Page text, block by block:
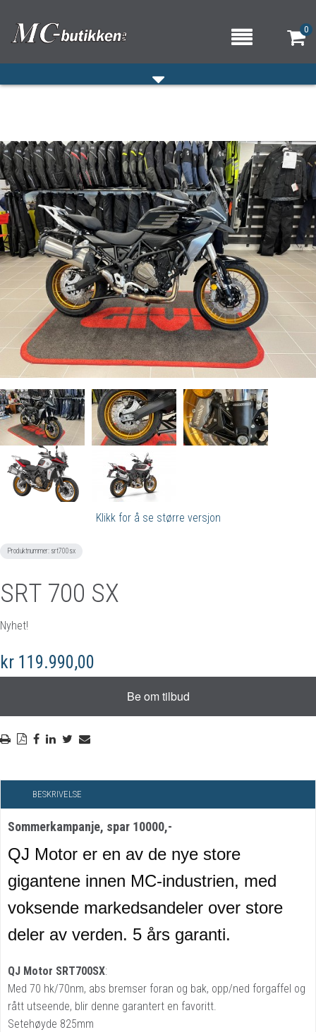
0
HJEM
VERKSTED
OM OSS/ÅPNINGSTIDER
KONTAKT OSS
Klikk for å se større versjon
Produktnummer: srt700sx
SRT 700 SX
Nyhet!
kr 119.990,00
BESKRIVELSE
Sommerkampanje, spar 10000,-
QJ Motor er en av de nye store
gigantene innen MC-industrien, med
voksende markedsandeler over store
deler av verden. 5 års garanti.
QJ Motor SRT700SX:
Med 70 hk/70nm, abs bremser foran og bak, opp/ned forgaffel og
rått utseende, blir denne garantert en favoritt.
Setehøyde 825mm